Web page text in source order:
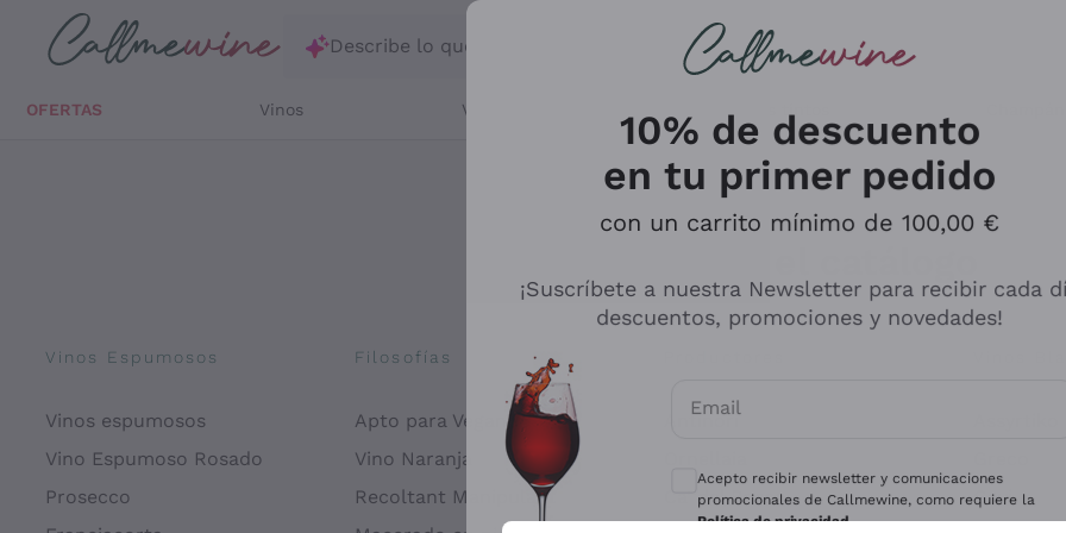
Saltar al contenido principal
Describe lo que estás buscando
OFERTAS Vinos Vinos Blancos
Vinos Espumosos
Vinos espumosos
Vino Espumoso Rosado
Prosecco
Filosofías
Apto para Veganos
Vino Naranja
Recoltant Manipulant
Antinori
Ca' del Bosco
Gavi
10% de descuento
en tu primer pedido
con un carrito mínimo de 100,00 €
¡Suscríbete a nuestra Newsletter para recibir cada
descuentos, promociones y novedades!
Email
Consentimientos opcionales para recibir
Acepto recibir newsletter y comunicaciones
promocionales de Callmewine, como requiere la
Política de privacidad